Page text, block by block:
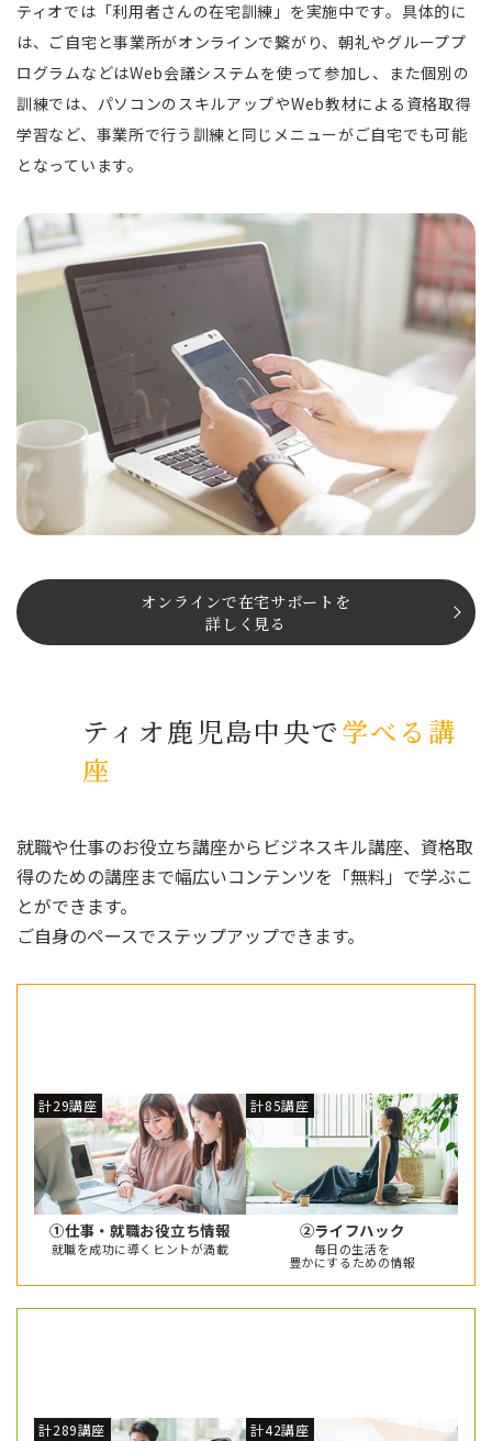
ティオでは「利用者さんの在宅訓練」を実施中です。具体的に
は、ご自宅と事業所がオンラインで繋がり、朝礼やグループプ
ログラムなどはWeb会議システムを使って参加し、また個別の
訓練では、パソコンのスキルアップやWeb教材による資格取得
学習など、事業所で行う訓練と同じメニューがご自宅でも可能
となっています。
オンラインで在宅サポートを
詳しく⾒る
ティオ鹿児島中央で学べる講
座
就職や仕事のお役立ち講座からビジネスキル講座、資格取
得のための講座まで幅広いコンテンツを「無料」で学ぶこ
とができます。
ご自身のペースでステップアップできます。
計29講座
①仕事・就職お役立ち情報
就職を成功に導くヒントが満載
計85講座
②ライフハック
毎日の生活を
豊かにするための情報
計289講座 計42講座